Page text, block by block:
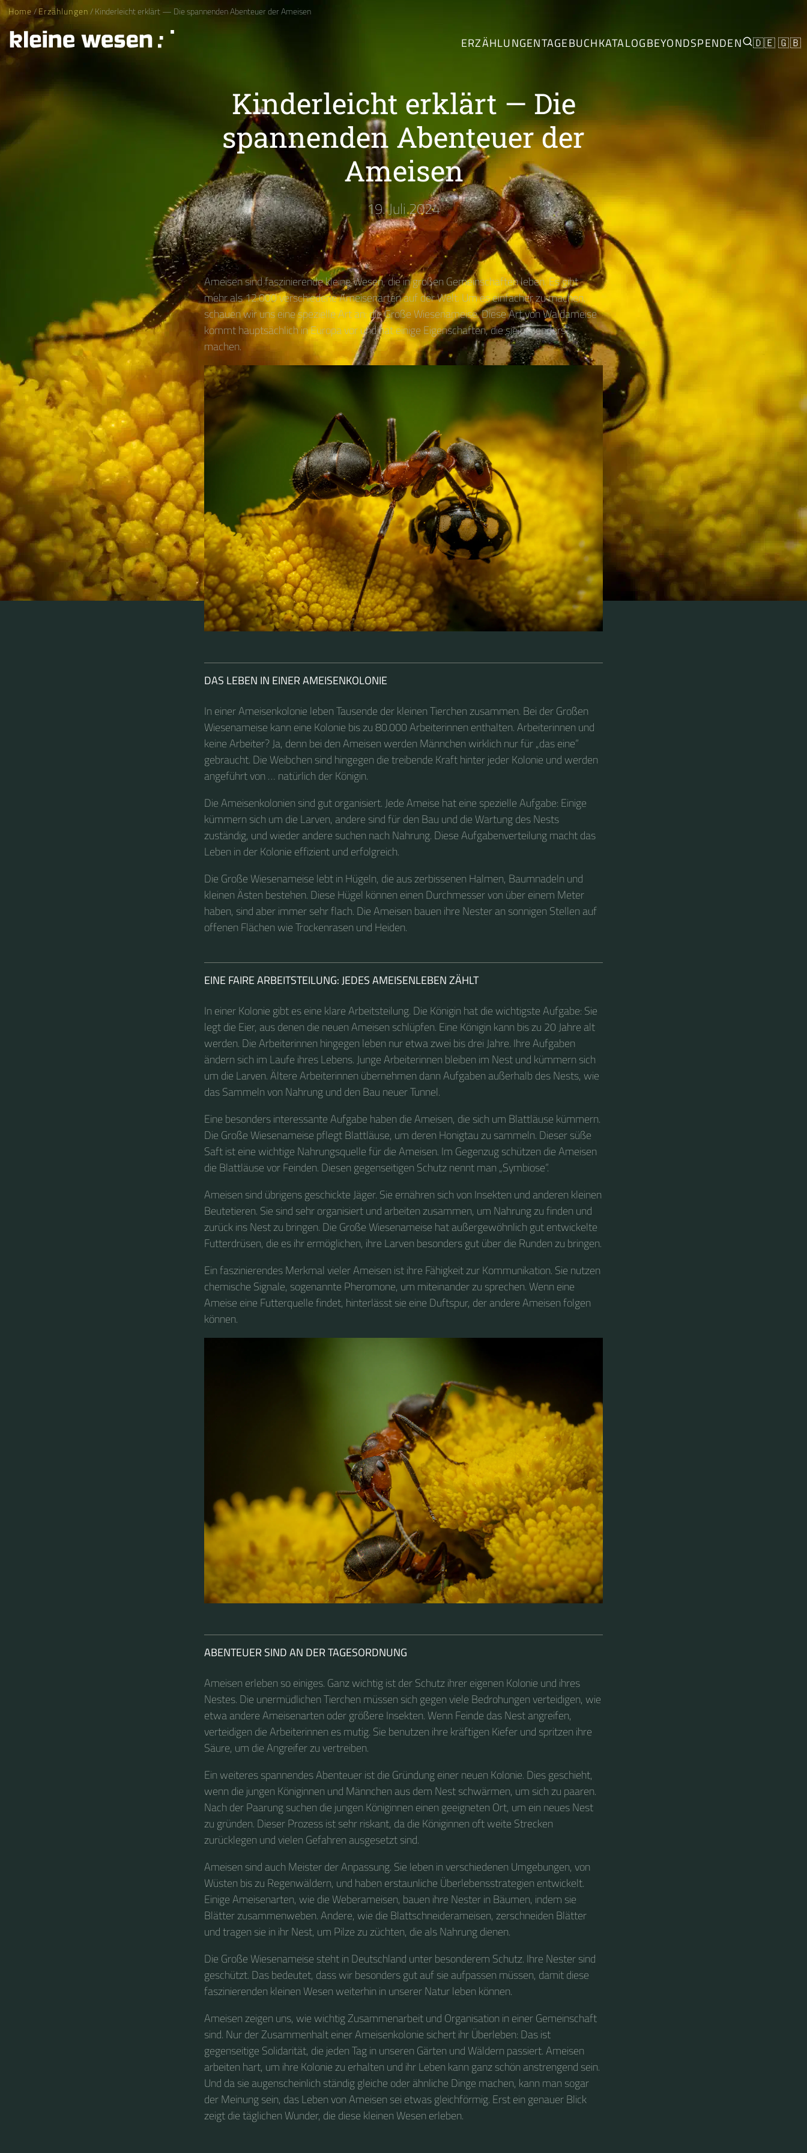
Home/Erzählungen/ Kinderleicht erklärt — Die spannenden Abenteuer der Ameisen
ERZÄHLUNGENTAGEBUCHKATALOGBEYONDSPENDEN 🇩🇪 🇬🇧
Kinderleicht erklärt — Die
spannenden Abenteuer der
Ameisen
19. Juli 2024
Ameisen sind faszinierende kleine Wesen, die in großen Gemeinschaften leben. Es gibt
mehr als 12.000 verschiedene Ameisenarten auf der Welt. Um es einfacher zu machen,
schauen wir uns eine spezielle Art an: die Große Wiesenameise. Diese Art von Waldameise
kommt hauptsächlich in Europa vor und hat einige Eigenschaften, die sie besonders
machen.
DAS LEBEN IN EINER AMEISENKOLONIE
In einer Ameisenkolonie leben Tausende der kleinen Tierchen zusammen. Bei der Großen
Wiesenameise kann eine Kolonie bis zu 80.000 Arbeiterinnen enthalten. Arbeiterinnen und
keine Arbeiter? Ja, denn bei den Ameisen werden Männchen wirklich nur für „das eine“
gebraucht. Die Weibchen sind hingegen die treibende Kraft hinter jeder Kolonie und werden
angeführt von … natürlich der Königin.
Die Ameisenkolonien sind gut organisiert. Jede Ameise hat eine spezielle Aufgabe: Einige
kümmern sich um die Larven, andere sind für den Bau und die Wartung des Nests
zuständig, und wieder andere suchen nach Nahrung. Diese Aufgabenverteilung macht das
Leben in der Kolonie effizient und erfolgreich.
Die Große Wiesenameise lebt in Hügeln, die aus zerbissenen Halmen, Baumnadeln und
kleinen Ästen bestehen. Diese Hügel können einen Durchmesser von über einem Meter
haben, sind aber immer sehr flach. Die Ameisen bauen ihre Nester an sonnigen Stellen auf
offenen Flächen wie Trockenrasen und Heiden.
EINE FAIRE ARBEITSTEILUNG: JEDES AMEISENLEBEN ZÄHLT
In einer Kolonie gibt es eine klare Arbeitsteilung. Die Königin hat die wichtigste Aufgabe: Sie
legt die Eier, aus denen die neuen Ameisen schlüpfen. Eine Königin kann bis zu 20 Jahre alt
werden. Die Arbeiterinnen hingegen leben nur etwa zwei bis drei Jahre. Ihre Aufgaben
ändern sich im Laufe ihres Lebens. Junge Arbeiterinnen bleiben im Nest und kümmern sich
um die Larven. Ältere Arbeiterinnen übernehmen dann Aufgaben außerhalb des Nests, wie
das Sammeln von Nahrung und den Bau neuer Tunnel.
Eine besonders interessante Aufgabe haben die Ameisen, die sich um Blattläuse kümmern.
Die Große Wiesenameise pflegt Blattläuse, um deren Honigtau zu sammeln. Dieser süße
Saft ist eine wichtige Nahrungsquelle für die Ameisen. Im Gegenzug schützen die Ameisen
die Blattläuse vor Feinden. Diesen gegenseitigen Schutz nennt man „Symbiose“.
Ameisen sind übrigens geschickte Jäger. Sie ernähren sich von Insekten und anderen kleinen
Beutetieren. Sie sind sehr organisiert und arbeiten zusammen, um Nahrung zu finden und
zurück ins Nest zu bringen. Die Große Wiesenameise hat außergewöhnlich gut entwickelte
Futterdrüsen, die es ihr ermöglichen, ihre Larven besonders gut über die Runden zu bringen.
Ein faszinierendes Merkmal vieler Ameisen ist ihre Fähigkeit zur Kommunikation. Sie nutzen
chemische Signale, sogenannte Pheromone, um miteinander zu sprechen. Wenn eine
Ameise eine Futterquelle findet, hinterlässt sie eine Duftspur, der andere Ameisen folgen
können.
ABENTEUER SIND AN DER TAGESORDNUNG
Ameisen erleben so einiges. Ganz wichtig ist der Schutz ihrer eigenen Kolonie und ihres
Nestes. Die unermüdlichen Tierchen müssen sich gegen viele Bedrohungen verteidigen, wie
etwa andere Ameisenarten oder größere Insekten. Wenn Feinde das Nest angreifen,
verteidigen die Arbeiterinnen es mutig. Sie benutzen ihre kräftigen Kiefer und spritzen ihre
Säure, um die Angreifer zu vertreiben.
Ein weiteres spannendes Abenteuer ist die Gründung einer neuen Kolonie. Dies geschieht,
wenn die jungen Königinnen und Männchen aus dem Nest schwärmen, um sich zu paaren.
Nach der Paarung suchen die jungen Königinnen einen geeigneten Ort, um ein neues Nest
zu gründen. Dieser Prozess ist sehr riskant, da die Königinnen oft weite Strecken
zurücklegen und vielen Gefahren ausgesetzt sind.
Ameisen sind auch Meister der Anpassung. Sie leben in verschiedenen Umgebungen, von
Wüsten bis zu Regenwäldern, und haben erstaunliche Überlebensstrategien entwickelt.
Einige Ameisenarten, wie die Weberameisen, bauen ihre Nester in Bäumen, indem sie
Blätter zusammenweben. Andere, wie die Blattschneiderameisen, zerschneiden Blätter
und tragen sie in ihr Nest, um Pilze zu züchten, die als Nahrung dienen.
Die Große Wiesenameise steht in Deutschland unter besonderem Schutz. Ihre Nester sind
geschützt. Das bedeutet, dass wir besonders gut auf sie aufpassen müssen, damit diese
faszinierenden kleinen Wesen weiterhin in unserer Natur leben können.
Ameisen zeigen uns, wie wichtig Zusammenarbeit und Organisation in einer Gemeinschaft
sind. Nur der Zusammenhalt einer Ameisenkolonie sichert ihr Überleben: Das ist
gegenseitige Solidarität, die jeden Tag in unseren Gärten und Wäldern passiert. Ameisen
arbeiten hart, um ihre Kolonie zu erhalten und ihr Leben kann ganz schön anstrengend sein.
Und da sie augenscheinlich ständig gleiche oder ähnliche Dinge machen, kann man sogar
der Meinung sein, das Leben von Ameisen sei etwas gleichförmig. Erst ein genauer Blick
zeigt die täglichen Wunder, die diese kleinen Wesen erleben.